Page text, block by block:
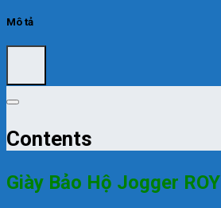
Mô tả
Contents
Giày Bảo Hộ Jogger ROY